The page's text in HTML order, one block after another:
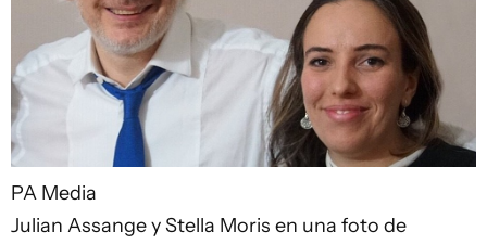
PA Media
Julian Assange y Stella Moris en una foto de